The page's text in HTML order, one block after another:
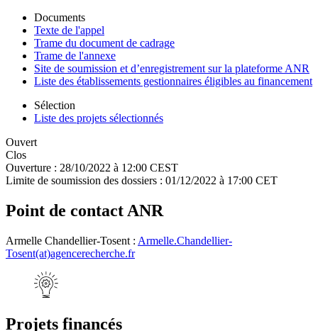
Documents
Texte de l'appel
Trame du document de cadrage
Trame de l'annexe
Site de soumission et d’enregistrement sur la plateforme ANR
Liste des établissements gestionnaires éligibles au financement
Sélection
Liste des projets sélectionnés
Ouvert
Clos
Ouverture : 28/10/2022 à 12:00 CEST
Limite de soumission des dossiers : 01/12/2022 à 17:00 CET
Point de contact ANR
Armelle Chandellier-Tosent : Armelle.Chandellier-
Tosent(at)agencerecherche.fr
Projets financés